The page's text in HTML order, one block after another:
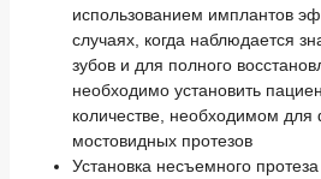
использованием имплантов
случаях, когда наблюдается
зубов и для полного
необходимо установить
количестве, необходимом для
мостовидных протезов
Установка несъемного